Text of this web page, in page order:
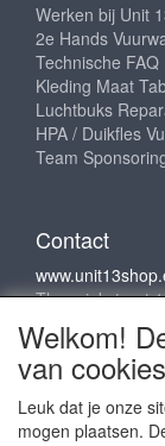
Werken bij Unit
2e Hands
Technische FAQ
Kleding Maat
Luchtbuks
HPA / Duikfles
Team
Contact
Thermiekstraat
6361 HB Nuth
Sociale
Welkom!
van cookies
Leuk dat je onze
mogen plaatsen.